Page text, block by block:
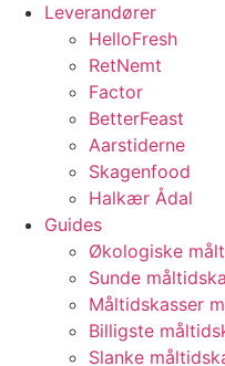
Leverandører
HelloFresh
RetNemt
Factor
BetterFeast
Aarstiderne
Skagenfood
Halkær Ådal
Guides
Økologiske
Sunde
Måltidskasser
Billigste
Slanke